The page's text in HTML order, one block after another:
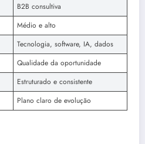
B2B consultiva
Médio e alto
Tecnologia, software, IA, dados
Qualidade da oportunidade
Estruturado e consistente
Plano claro de evolução